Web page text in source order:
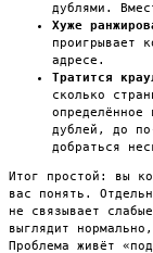
дублями.
Хуже
проигрывает
адресе.
Тратится
сколько
дублей, до
добраться
Итог простой: вы
вас понять.
не связывает
выглядит
Проблема живёт